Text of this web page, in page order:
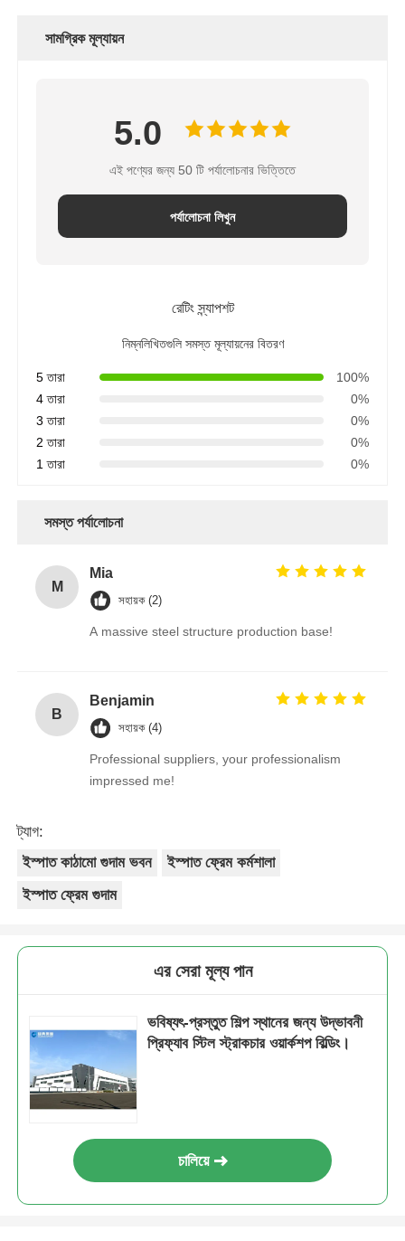
সামগ্রিক মূল্যায়ন
5.0
এই পণ্যের জন্য 50 টি পর্যালোচনার ভিত্তিতে
পর্যালোচনা লিখুন
রেটিং স্ন্যাপশট
নিম্নলিখিতগুলি সমস্ত মূল্যায়নের বিতরণ
5 তারা
100%
4 তারা
0%
3 তারা
0%
2 তারা
0%
1 তারা
0%
সমস্ত পর্যালোচনা
M
Mia
সহায়ক (2)
A massive steel structure production base!
B
Benjamin
সহায়ক (4)
Professional suppliers, your professionalism
impressed me!
ট্যাগ:
ইস্পাত কাঠামো গুদাম ভবন
ইস্পাত ফ্রেম কর্মশালা
ইস্পাত ফ্রেম গুদাম
এর সেরা মূল্য পান
ভবিষ্যৎ-প্রস্তুত শিল্প স্থানের জন্য উদ্ভাবনী
প্রিফ্যাব স্টিল স্ট্রাকচার ওয়ার্কশপ বিল্ডিং।
চালিয়ে